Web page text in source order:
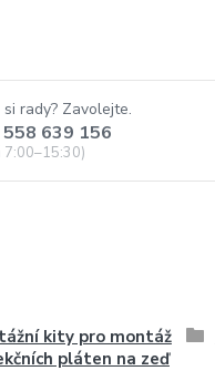
rady? Zavolejte.
639 156
7:00–15:30)
kity pro montáž
pláten na zeď